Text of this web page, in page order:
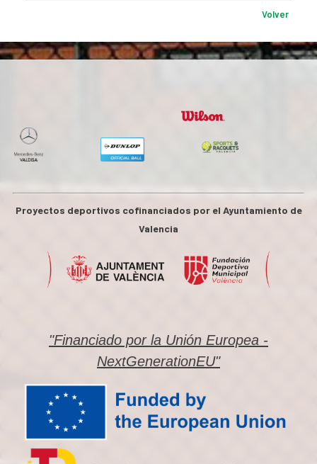
Volver
Proyectos deportivos cofinanciados por el Ayuntamiento de
Valencia
"Financiado por la Unión Europea -
NextGenerationEU"